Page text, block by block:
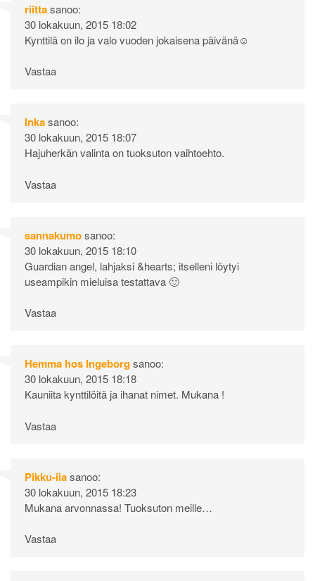
riittasanoo:
30 lokakuun, 2015 18:02
Kynttilä on ilo ja valo vuoden jokaisena päivänä☺
Vastaa
Inkasanoo:
30 lokakuun, 2015 18:07
Hajuherkän valinta on tuoksuton vaihtoehto.
Vastaa
sannakumosanoo:
30 lokakuun, 2015 18:10
Guardian angel, lahjaksi &hearts; itselleni löytyi
useampikin mieluisa testattava 🙂
Vastaa
Hemma hos Ingeborgsanoo:
30 lokakuun, 2015 18:18
Kauniita kynttilöitä ja ihanat nimet. Mukana !
Vastaa
Pikku-iiasanoo:
30 lokakuun, 2015 18:23
Mukana arvonnassa! Tuoksuton meille…
Vastaa